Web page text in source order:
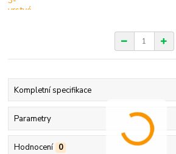
Kompletní specifikace
Parametry
Hodnocení 0